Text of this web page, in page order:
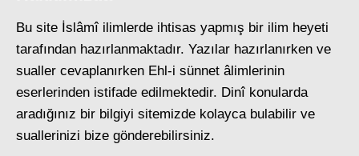
Bu site İslâmî ilimlerde ihtisas yapmış bir ilim heyeti
tarafından hazırlanmaktadır. Yazılar hazırlanırken ve
sualler cevaplanırken Ehl-i sünnet âlimlerinin
eserlerinden istifade edilmektedir. Dinî konularda
aradığınız bir bilgiyi sitemizde kolayca bulabilir ve
suallerinizi bize gönderebilirsiniz.